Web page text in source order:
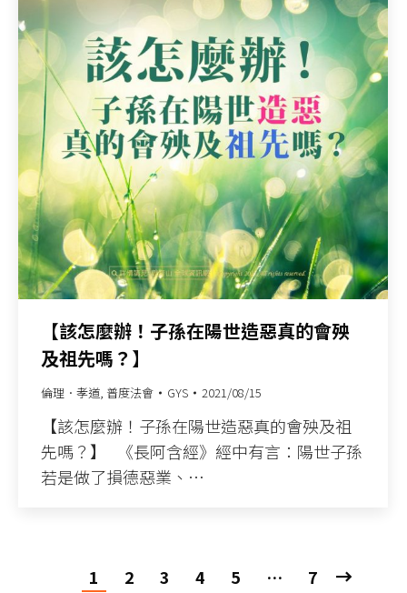
【該怎麼辦！子孫在陽世造惡真的會殃
及祖先嗎？】
倫理．孝道, 普度法會 GYS 2021/08/15
【該怎麼辦！子孫在陽世造惡真的會殃及祖
先嗎？】 《長阿含經》經中有言：陽世子孫
若是做了損德惡業、…
1 2 3 4 5 … 7